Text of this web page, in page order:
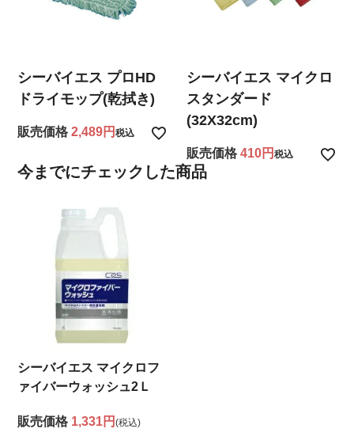
シーバイエス プロHD
ドライモップ(乾拭き)
販売価格 2,489 税込
シーバイエス マイクロ
スタンダード
(32X32cm)
販売価格 410 税込
今までにチェックした商品
シーバイエス マイクロフ
ァイバーウォッシュ2Ｌ
販売価格 1,331円(税込)